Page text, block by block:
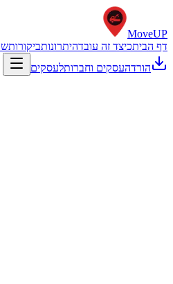
MoveUP
דף הביתכיצד זה עובדהיתרונותביקורות
הורדהעסקים וחברותלעסקים